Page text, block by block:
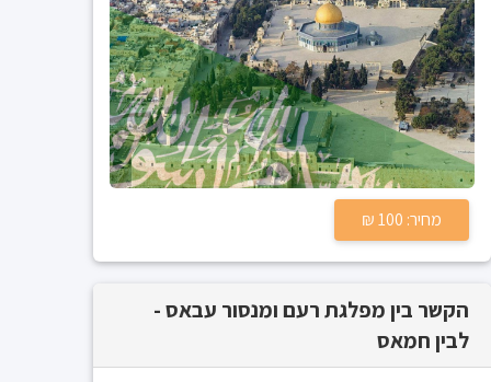
מחיר: 100 ₪
הקשר בין מפלגת רעם ומנסור עבאס -
לבין חמאס